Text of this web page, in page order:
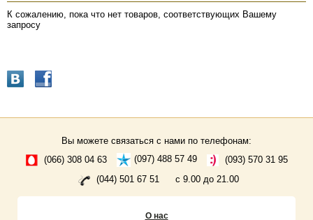
К сожалению, пока что нет товаров, соответствующих Вашему
запросу
Вы можете связаться с нами по телефонам:
(066) 308 04 63
(097) 488 57 49
(093) 570 31 95
(044) 501 67 51
с 9.00 до 21.00
О нас